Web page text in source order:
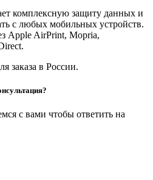
комплексную защиту данных и
с любых мобильных устройств.
Apple AirPrint, Mopria,
заказа в России.
с вами чтобы ответить на